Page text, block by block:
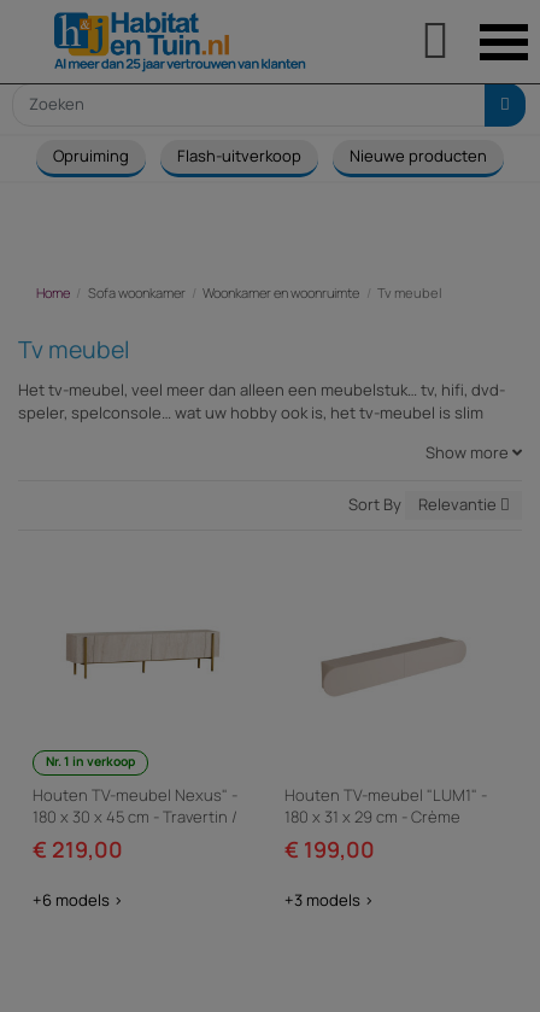
Opruiming Flash-uitverkoop Nieuwe producten
Home Sofa woonkamer Woonkamer en woonruimte Tv meubel
Tv meubel
Het tv-meubel, veel meer dan alleen een meubelstuk… tv, hifi, dvd-
speler, spelconsole… wat uw hobby ook is, het tv-meubel is slim
jardin.com heeft voor u verschillende series tv-meubels
en die bovendien een uitstekende prijs-kwaliteitverhouding bieden:
Show more
Sort By Relevantie
Nr. 1 in verkoop
Houten TV-meubel Nexus" -
180 x 30 x 45 cm - Travertin /
Goud
€ 219,00
+6 models >
Houten TV-meubel "LUM1" -
180 x 31 x 29 cm - Crème
€ 199,00
+3 models >
